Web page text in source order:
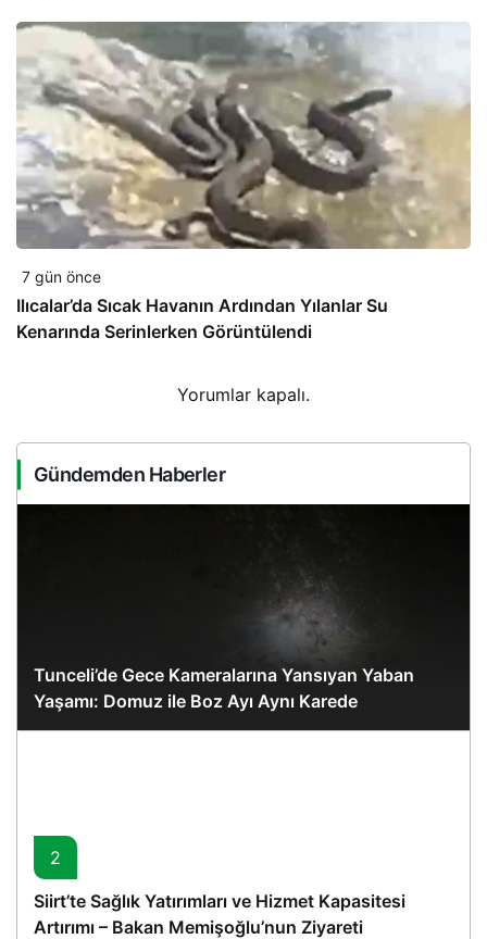
7 gün önce
Ilıcalar’da Sıcak Havanın Ardından Yılanlar Su
Kenarında Serinlerken Görüntülendi
Yorumlar kapalı.
Gündemden Haberler
Tunceli’de Gece Kameralarına Yansıyan Yaban
Yaşamı: Domuz ile Boz Ayı Aynı Karede
2
Siirt’te Sağlık Yatırımları ve Hizmet Kapasitesi
Artırımı – Bakan Memişoğlu’nun Ziyareti